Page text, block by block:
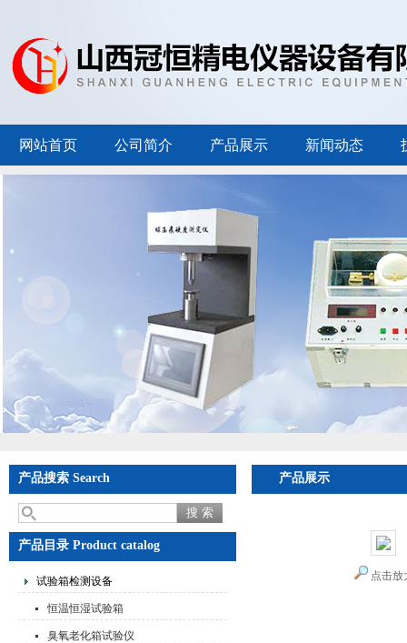
网站首页 公司简介 产品展示 新闻动态
产品搜索 Search
产品目录 Product catalog
试验箱检测设备
恒温恒湿试验箱
臭氧老化箱试验仪
产品展示
点击放